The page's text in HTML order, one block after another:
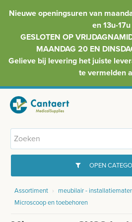
Nieuwe openingsuren van
en 13u-17u
GESLOTEN OP
MAANDAG 20 EN
Gelieve bij levering het juiste
te vermelden
HOME
INFO
OPEN
GYNAECOLOGIE
Assortiment › meubilair -
Microscoop en toebehoren